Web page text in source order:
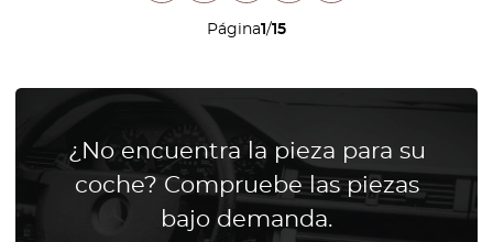
Página1/15
¿No encuentra la pieza para su
coche? Compruebe las piezas
bajo demanda.